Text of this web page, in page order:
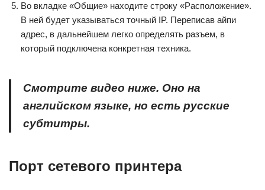
Во вкладке «Общие» находите строку «Расположение».
В ней будет указываться точный IP. Переписав айпи
адрес, в дальнейшем легко определять разъем, в
который подключена конкретная техника.
Смотрите видео ниже. Оно на
английском языке, но есть русские
субтитры.
Порт сетевого принтера